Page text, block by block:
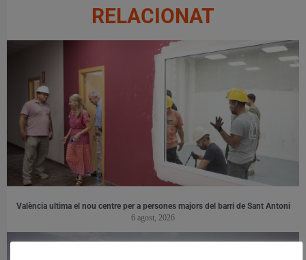
RELACIONAT
València ultima el nou centre per a persones majors del barri de Sant Antoni
6 agost, 2026